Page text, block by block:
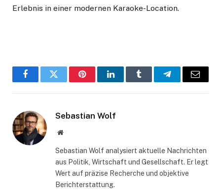
Erlebnis in einer modernen Karaoke-Location.
FacebookTwitter PinterestLinkedInTumblr TelegramEmail
Sebastian Wolf
Website
Sebastian Wolf analysiert aktuelle Nachrichten
aus Politik, Wirtschaft und Gesellschaft. Er legt
Wert auf präzise Recherche und objektive
Berichterstattung.